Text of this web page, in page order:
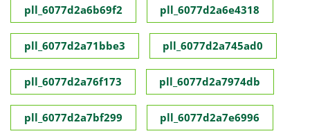
pll_6077d2a6b69f2 pll_6077d2a6e4318
pll_6077d2a71bbe3 pll_6077d2a745ad0
pll_6077d2a76f173 pll_6077d2a7974db
pll_6077d2a7bf299 pll_6077d2a7e6996